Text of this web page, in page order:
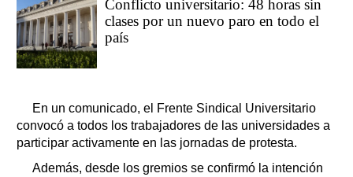
Conflicto universitario: 48 horas sin
clases por un nuevo paro en todo el
país
En un comunicado, el Frente Sindical Universitario
convocó a todos los trabajadores de las universidades a
participar activamente en las jornadas de protesta.
Además, desde los gremios se confirmó la intención